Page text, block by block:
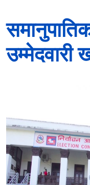
उम्मेदवारी